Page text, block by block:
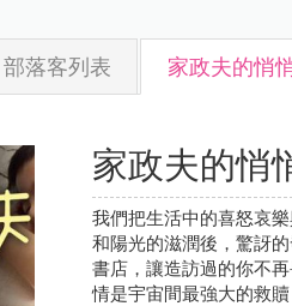
部落客列表 家政夫的悄
家政夫的悄
我們把生活中的喜怒哀
和陽光的滋潤後，驚訝
書店，讓造訪過的你不
情是宇宙間最強大的救